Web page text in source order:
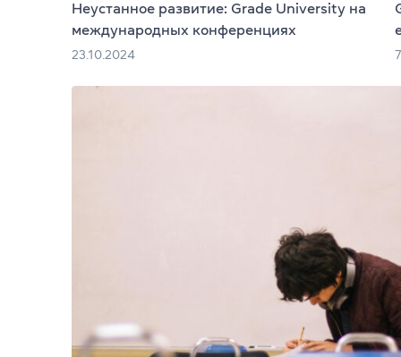
Linguaskill
Курсы
О компании
Лицензия
Неустанное развитие: Grade University на
международных конференциях
23.10.2024